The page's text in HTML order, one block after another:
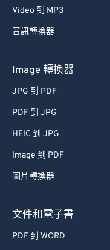
Video 到 MP3
音訊轉換器
Image 轉換器
JPG 到 PDF
PDF 到 JPG
HEIC 到 JPG
Image 到 PDF
圖片轉換器
文件和電子書
PDF 到 WORD